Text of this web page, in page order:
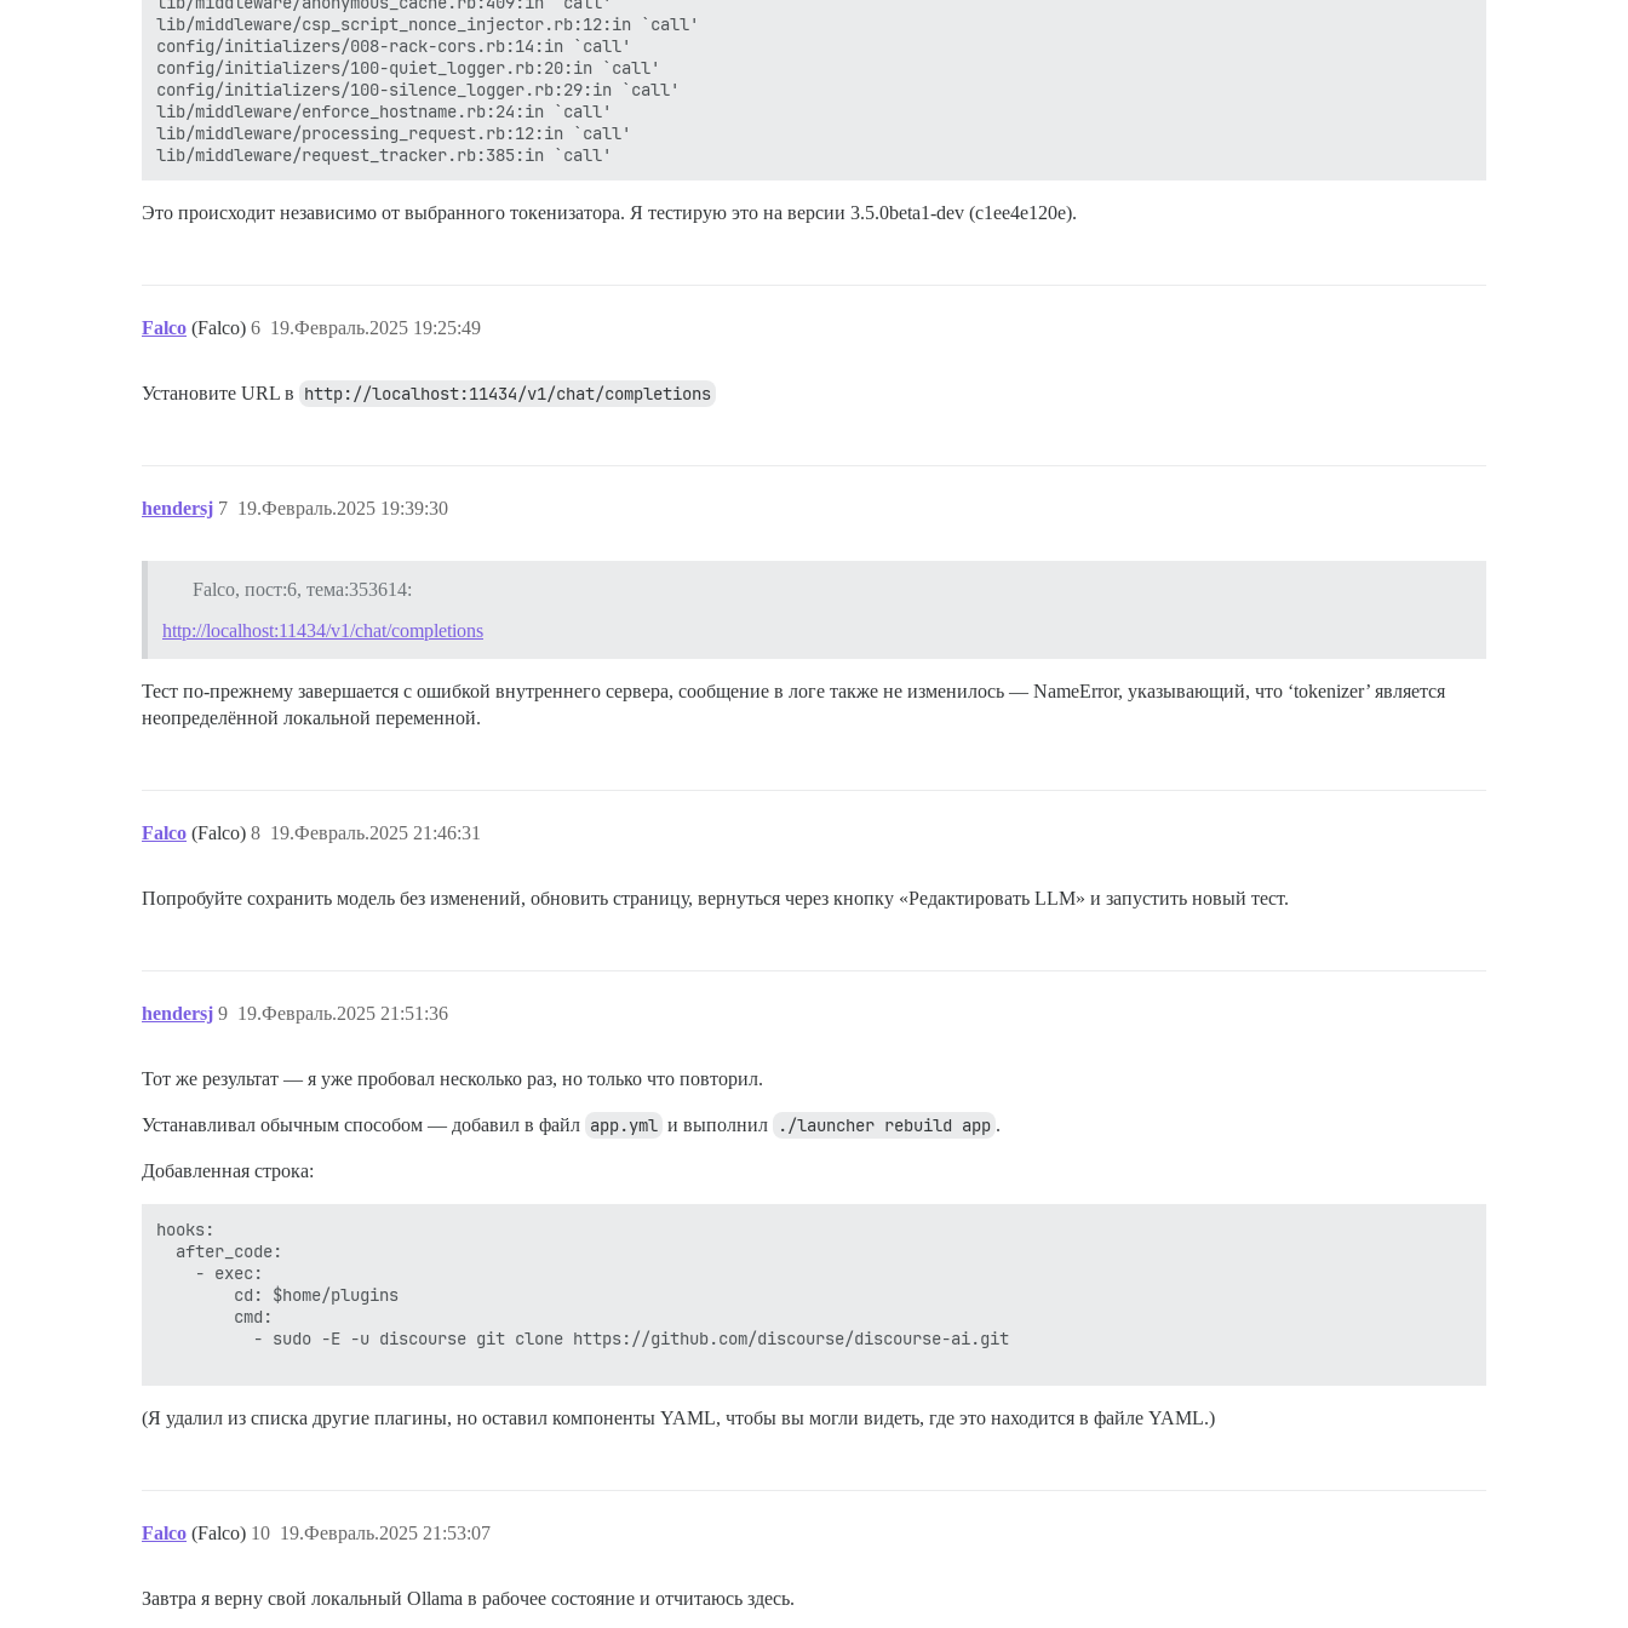
lib/middleware/csp_script_nonce_injector.rb:12:in `call'
config/initializers/008-rack-cors.rb:14:in `call'
config/initializers/100-quiet_logger.rb:20:in `call'
config/initializers/100-silence_logger.rb:29:in `call'
lib/middleware/enforce_hostname.rb:24:in `call'
lib/middleware/processing_request.rb:12:in `call'
Это происходит независимо от выбранного токенизатора. Я тестирую это на версии 3.5.0beta1-dev (c1ee4e120e).
Falco (Falco) 19.Февраль.2025 19:25:49
6
Установите URL в http://localhost:11434/v1/chat/completions
hendersj 19.Февраль.2025 19:39:30
7
Falco, пост:6, тема:353614:
http://localhost:11434/v1/chat/completions
Тест по-прежнему завершается с ошибкой внутреннего сервера, сообщение в логе также не изменилось — NameError, указывающий, что ‘tokenizer’ является
неопределённой локальной переменной.
Falco (Falco) 19.Февраль.2025 21:46:31
8
Попробуйте сохранить модель без изменений, обновить страницу, вернуться через кнопку «Редактировать LLM» и запустить новый тест.
hendersj 19.Февраль.2025 21:51:36
9
Тот же результат — я уже пробовал несколько раз, но только что повторил.
Устанавливал обычным способом — добавил в файл app.yml и выполнил ./launcher rebuild app .
Добавленная строка:
hooks:
  after_code:
    - exec:
        cd: $home/plugins
        cmd:
          - sudo -E -u discourse git clone https://github.com/discourse/discourse-ai.git
(Я удалил из списка другие плагины, но оставил компоненты YAML, чтобы вы могли видеть, где это находится в файле YAML.)
Falco (Falco) 19.Февраль.2025 21:53:07
10
Завтра я верну свой локальный Ollama в рабочее состояние и отчитаюсь здесь.